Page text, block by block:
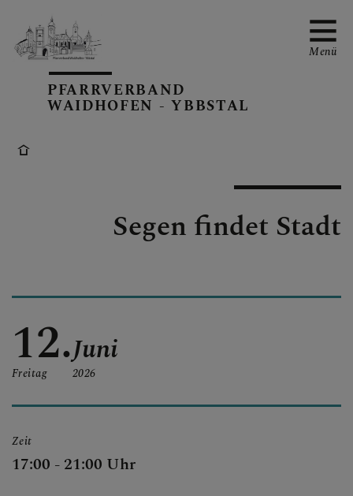
BERICHTE AUS DEM PV
PFARRBLÄTTER
SEELSORGETEAM
PFARRVERBAND
WAIDHOFEN - YBBSTAL
Menü
Segen findet Stadt
12.
Freitag
Juni
2026
Zeit
17:00 - 21:00 Uhr